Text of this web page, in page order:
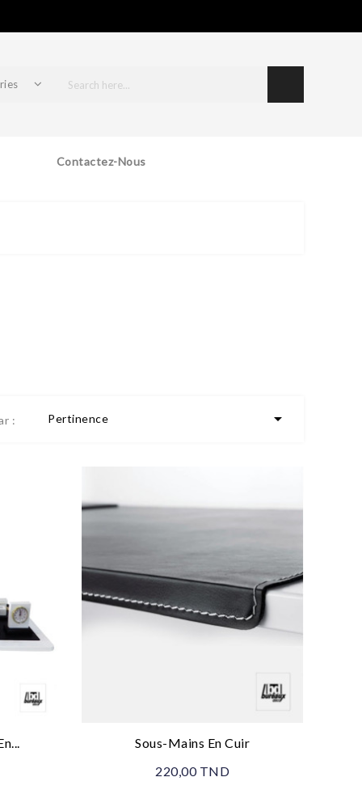
Contactez-Nous
: Pertinence 
Sous-Mains En Cuir
220,00 TND